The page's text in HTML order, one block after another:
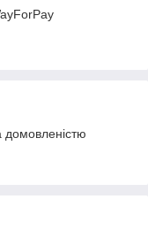
домовленістю